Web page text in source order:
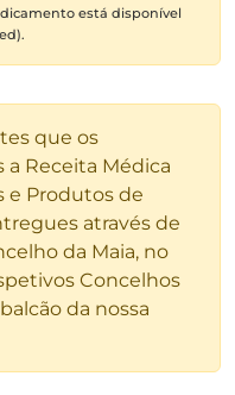
está disponível
que os
Receita Médica
e Produtos de
através de
da Maia, no
Concelhos
da nossa